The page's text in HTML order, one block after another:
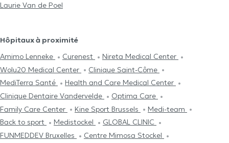
Laurie Van de Poel
Hôpitaux à proximité
Amimo Lenneke
Curenest
Nireta Medical Center
Wolu20 Medical Center
Clinique Saint-Côme
MediTerra Santé
Health and Care Medical Center
Clinique Dentaire Vandervelde
Optima Care
Family Care Center
Kine Sport Brussels
Medi-team
Back to sport
Medistockel
GLOBAL CLINIC
FUNMEDDEV Bruxelles
Centre Mimosa Stockel